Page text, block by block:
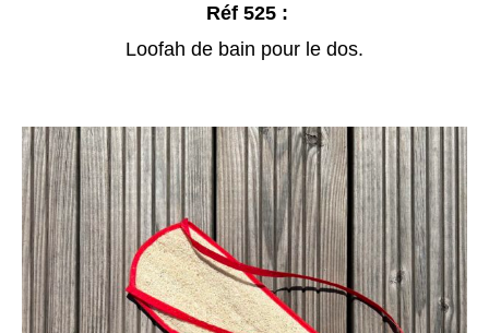
Réf 525 :
Loofah de bain pour le dos.